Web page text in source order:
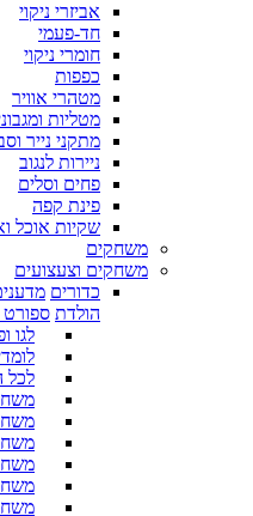
אביזרי ניקוי
חד-פעמי
חומרי ניקוי
כפפות
מטהרי אוויר
מטליות
מתקני נייר
ניירות לנגוב
פחים וסלים
פינת קפה
שקיות אוכל
משחקים
משחקים וצעצועים
כדורים
הולדת ספורט
לגו
לכל